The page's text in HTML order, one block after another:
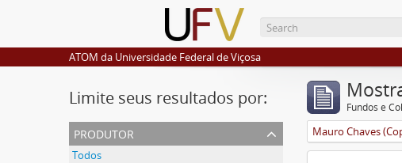
ATOM da Universidade Federal de Viçosa
Limite seus resultados por:
produtor
Todos
Fundos e
Mauro Chaves